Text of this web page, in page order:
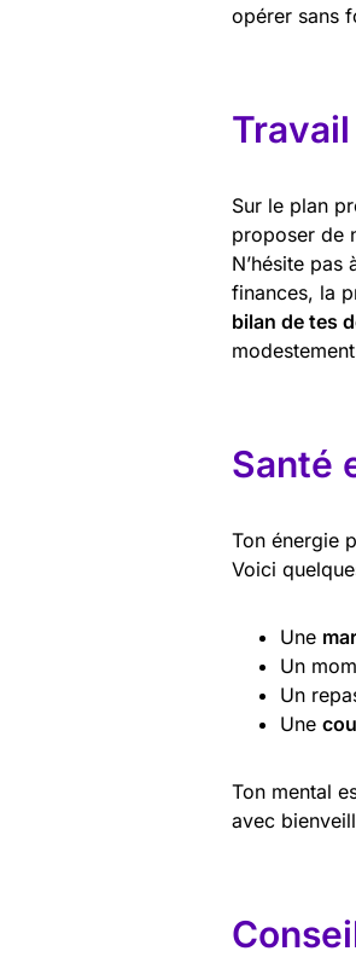
opérer sans
Sur le plan
proposer de
N’hésite
finances, la
bilan de tes
Santé
Ton énergie
Voici
Une
Un
Un
Une
Ton mental
avec